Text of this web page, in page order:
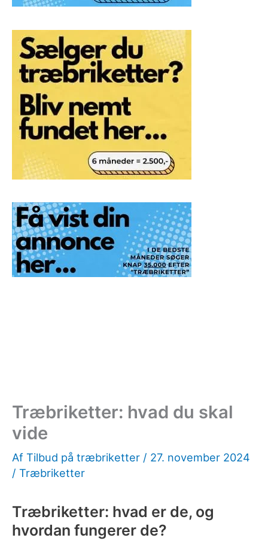
Træbriketter: hvad du skal
vide
Af Tilbud på træbriketter / 27. november 2024
/ Træbriketter
Træbriketter: hvad er de, og
hvordan fungerer de?